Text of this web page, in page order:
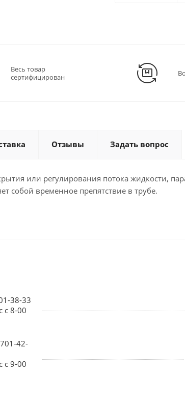
Весь товар
сертифицирован
Отзывы Задать вопрос
или регулирования потока жидкости,
собой временное препятствие в трубе.
38-33
с 8-00
42-
с 9-00